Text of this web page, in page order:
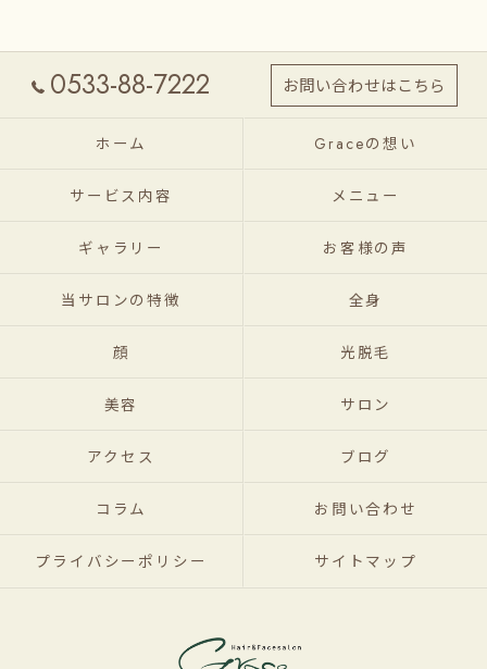
0533-88-7222 お問い合わせはこちら
ホーム Graceの想い
サービス内容 メニュー
ギャラリー お客様の声
当サロンの特徴 全身
顔 光脱毛
美容 サロン
アクセス ブログ
コラム お問い合わせ
プライバシーポリシー サイトマップ